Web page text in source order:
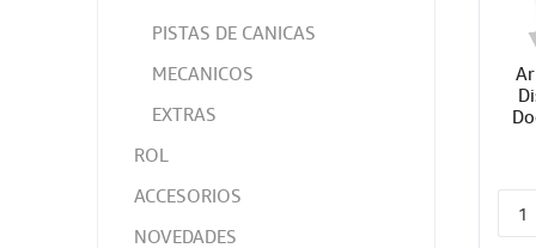
PISTAS DE CANICAS
MECANICOS
EXTRAS
ROL
ACCESORIOS
NOVEDADES